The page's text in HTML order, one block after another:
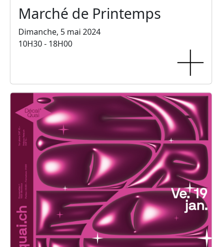
Marché de Printemps
Dimanche, 5 mai 2024
10H30 - 18H00